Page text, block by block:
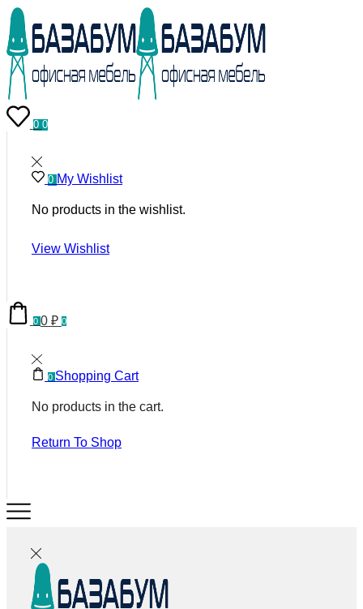
0 0
0 My Wishlist
No products in the wishlist.
View Wishlist
0 0 ₽ 0
0 Shopping Cart
No products in the cart.
Return To Shop